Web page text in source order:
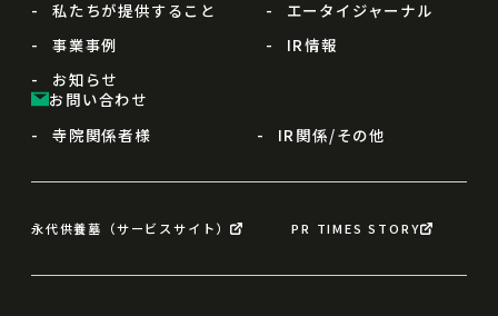
私たちが提供すること
事業事例
お知らせ
エータイジャーナル
IR情報
お問い合わせ
寺院関係者様
IR関係/その他
永代供養墓（サービスサイト） PR TIMES STORY